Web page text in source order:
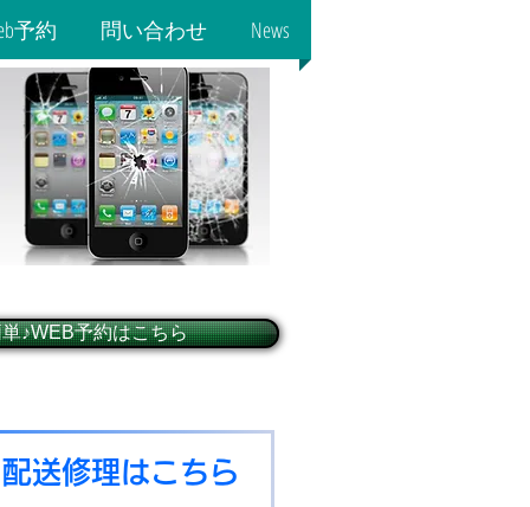
予約 問い合わせ News
♪WEB予約はこちら
送修理はこちら